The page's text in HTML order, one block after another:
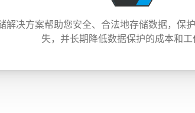
解决方案帮助您安全、合法地存储数据，保
失，并长期降低数据保护的成本和